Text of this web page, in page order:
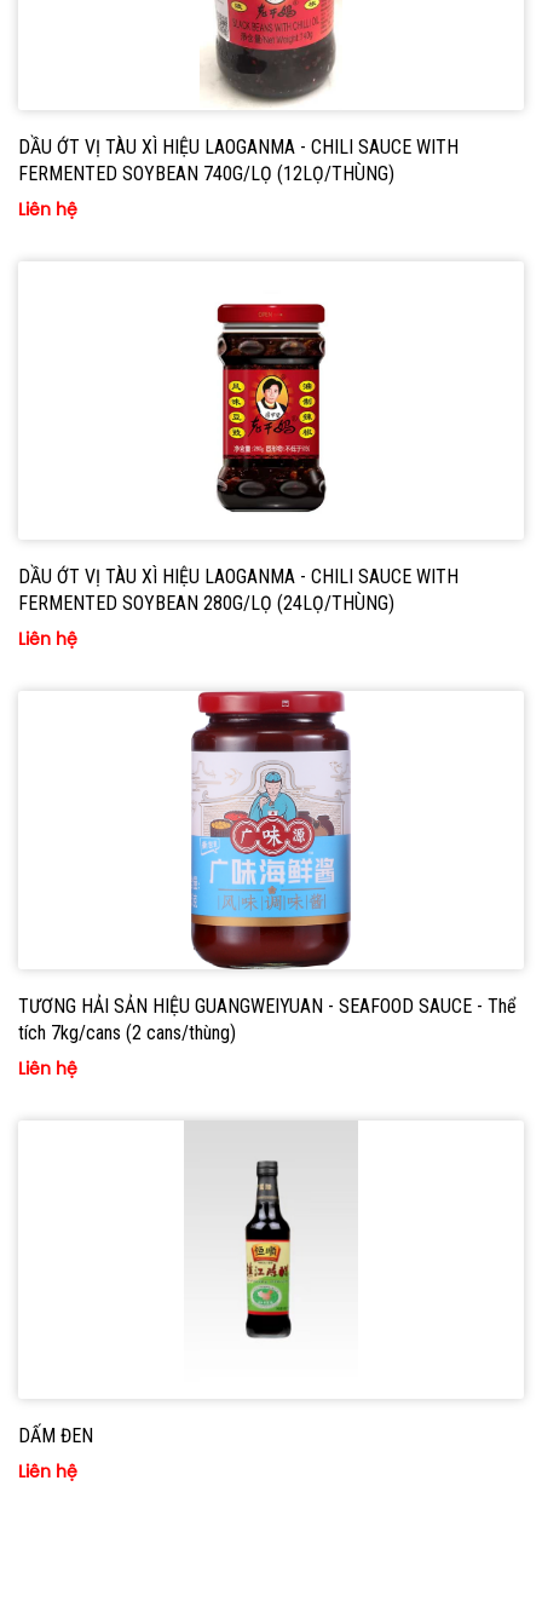
DẦU ỚT VỊ TÀU XÌ HIỆU LAOGANMA - CHILI SAUCE WITH
FERMENTED SOYBEAN 740G/LỌ (12LỌ/THÙNG)
Liên hệ
DẦU ỚT VỊ TÀU XÌ HIỆU LAOGANMA - CHILI SAUCE WITH
FERMENTED SOYBEAN 280G/LỌ (24LỌ/THÙNG)
Liên hệ
TƯƠNG HẢI SẢN HIỆU GUANGWEIYUAN - SEAFOOD SAUCE - Thể
tích 7kg/cans (2 cans/thùng)
Liên hệ
DẤM ĐEN
Liên hệ